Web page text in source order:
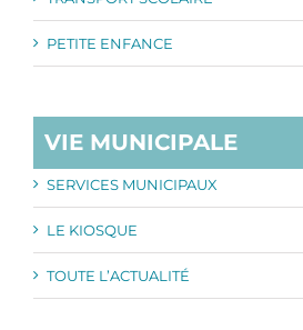
PETITE ENFANCE
VIE MUNICIPALE
SERVICES MUNICIPAUX
LE KIOSQUE
TOUTE L’ACTUALITÉ